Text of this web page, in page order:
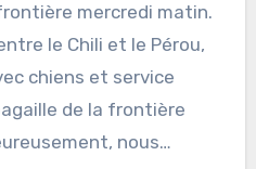
mercredi matin.
le Chili et le Pérou,
chiens et service
de la frontière
nous…